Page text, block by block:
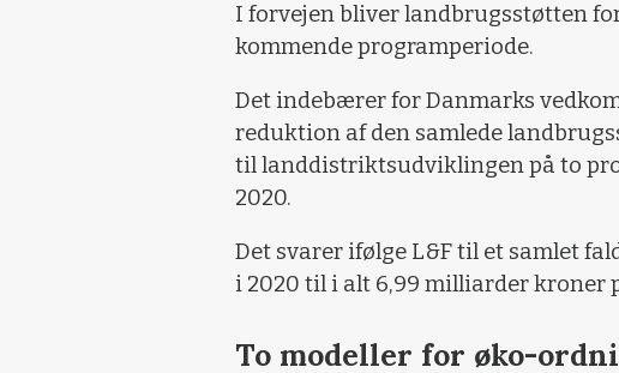
I forvejen bliver landbrugsstøtten
kommende programperiode.
Det indebærer for Danmarks
reduktion af den samlede
til landdistriktsudviklingen på to
2020.
Det svarer ifølge L&F til et samlet
i 2020 til i alt 6,99 milliarder kroner
To modeller for øko-